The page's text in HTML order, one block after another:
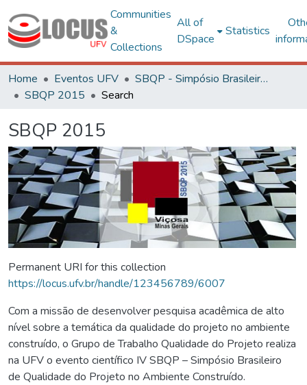
Communities
&
Collections
All of
DSpace
Statistics
Home Eventos UFV
SBQP - Simpósio Brasileiro de Qualidade do Projeto no Ambiente Construído
SBQP 2015
Search
SBQP 2015
Permanent URI for this collection
https://locus.ufv.br/handle/123456789/6007
Com a missão de desenvolver pesquisa acadêmica de alto
nível sobre a temática da qualidade do projeto no ambiente
construído, o Grupo de Trabalho Qualidade do Projeto realiza
na UFV o evento científico IV SBQP – Simpósio Brasileiro
de Qualidade do Projeto no Ambiente Construído.